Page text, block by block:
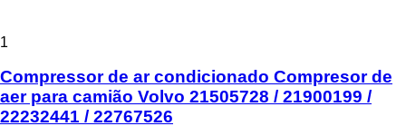
1
Compressor de ar condicionado Compresor de
aer para camião Volvo 21505728 / 21900199 /
22232441 / 22767526